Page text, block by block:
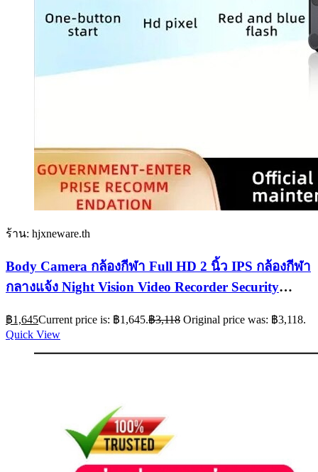
ร้าน: hjxneware.th
Body Camera กล้องกีฬา Full HD 2 นิ้ว IPS กล้องกีฬา
กลางแจ้ง Night Vision Video Recorder Security
฿1,645Current price is: ฿1,645.฿3,118 Original price was: ฿3,118.
Quick View